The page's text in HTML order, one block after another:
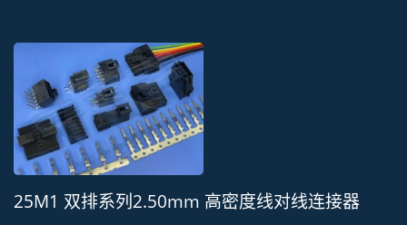
束受力拉扯时产生意外松脱。选用符合UL...
25M1 双排系列2.50mm 高密度线对线连接器